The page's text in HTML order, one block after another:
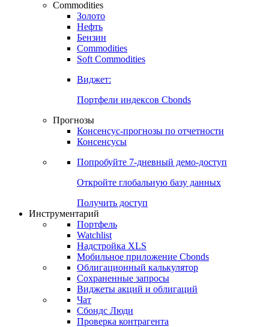
Commodities
Золото
Нефть
Бензин
Commodities
Soft Commodities
Виджет:
Портфели индексов Cbonds
Прогнозы
Консенсус-прогнозы по отчетности
Консенсусы
Попробуйте 7-дневный демо-доступ
Откройте глобальную базу данных
Получить доступ
Инструментарий
Портфель
Watchlist
Надстройка XLS
Мобильное приложение Cbonds
Облигационный калькулятор
Сохраненные запросы
Виджеты акций и облигаций
Чат
Сбондс Люди
Проверка контрагента